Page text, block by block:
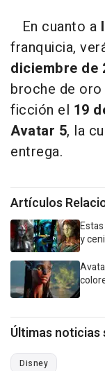
En cuanto a
franquicia,
diciembre de
broche de
ficción el 19
Avatar 5, la
entrega.
Artículos
y
Últimas
Disney